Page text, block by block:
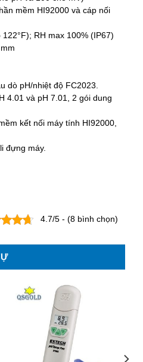
mềm HI92000 và cáp nối
RH max 100% (IP67)
dò pH/nhiệt độ FC2023.
4.01 và pH 7.01, 2 gói dung
kết nối máy tính HI92000,
đựng máy.
4.7/5 - (8 bình chọn)